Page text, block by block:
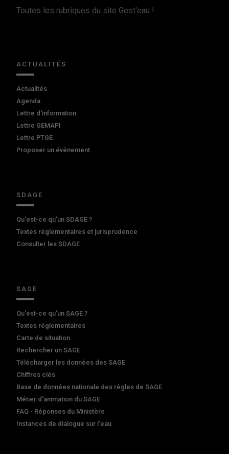
Toutes les rubriques du site Gest'eau !
ACTUALITÉS
Actualités
Agenda
Lettre d'information
Lettre GEMAPI
Lettre PTGE
Proposer un événement
SDAGE
Qu'est-ce qu'un SDAGE ?
Textes réglementaires et jurisprudence
Consulter les SDAGE
SAGE
Qu'est-ce qu'un SAGE ?
Textes réglementaires
Carte de situation
Rechercher un SAGE
Télécharger les données des SAGE
Chiffres clés
Base de données nationale des règles de SAGE
Métier d'animation du SAGE
FAQ - Réponses du Ministère
Instances de dialogue sur l'eau